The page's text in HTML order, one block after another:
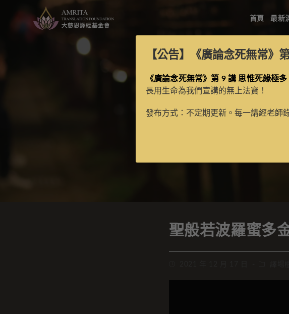
首頁 最新
聖般若
聖般若波羅蜜多
【公告】 《廣論念死無常》
《廣論念死無常》第 9 講 思惟死緣極
長用生命為我們宣講的無上法寶！
發布方式：不定期更新。每一講經老師